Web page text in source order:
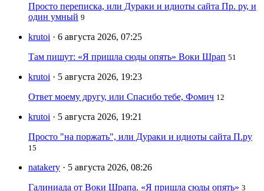
Просто переписка, или Дураки и идиоты сайта Пр. ру, и
один умный 9
krutoi · 6 августа 2026, 07:25
Там пишут: «Я пришла сюды опять» Воки Шрап 51
krutoi · 5 августа 2026, 19:23
Ответ моему другу, или Спасибо тебе, Фомич 12
krutoi · 5 августа 2026, 19:21
Просто "на поржать", или Дураки и идиоты сайта П.ру
15
natakery · 5 августа 2026, 08:26
Галиниада от Воки Шрапа. «Я пришла сюды опять» 3